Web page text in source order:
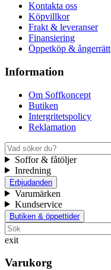
Kontakta oss
Köpvillkor
Frakt & leveranser
Finansiering
Öppetköp & ångerrätt
Information
Om Soffkoncept
Butiken
Intergritetspolicy
Reklamation
Soffor & fåtöljer
Inredning
Erbjudanden
Varumärken
Kundservice
Butiken & öppettider
exit
Varukorg